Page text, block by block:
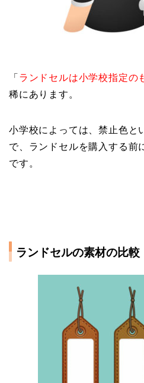
「 ランドセルは小学校指定の
稀にあります。
小学校によっては、禁止色と
で、ランドセルを購入する前
です。
ランドセルの素材の比較